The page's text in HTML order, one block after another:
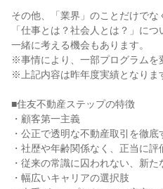
その他、「業界」のことだけでな
「仕事とは？社会人とは？」につ
一緒に考える機会もあります。
※事情により、一部プログラムを
※上記内容は昨年度実績となりま
■住友不動産ステップの特徴
・顧客第一主義
・公正で透明な不動産取引を徹底
・社歴や年齢関係なく、正当に評
・従来の常識に囚われない、新
・幅広いキャリアの選択肢